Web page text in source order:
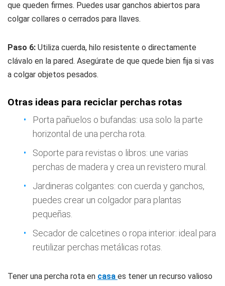
que queden firmes. Puedes usar ganchos abiertos para
colgar collares o cerrados para llaves.
Paso 6: Utiliza cuerda, hilo resistente o directamente
clávalo en la pared. Asegúrate de que quede bien fija si vas
a colgar objetos pesados.
Otras ideas para reciclar perchas rotas
Porta pañuelos o bufandas: usa solo la parte
horizontal de una percha rota.
Soporte para revistas o libros: une varias
perchas de madera y crea un revistero mural.
Jardineras colgantes: con cuerda y ganchos,
puedes crear un colgador para plantas
pequeñas.
Secador de calcetines o ropa interior: ideal para
reutilizar perchas metálicas rotas.
Tener una percha rota en casa es tener un recurso valioso